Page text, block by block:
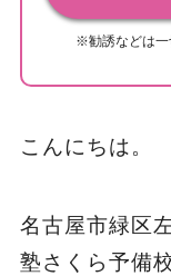
※勧誘などは一
こんにちは。
名古屋市緑区
塾さくら予備